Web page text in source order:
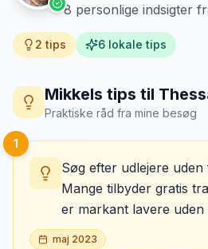
8 personlige indsigter
2 tips 6 lokale tips
Mikkels tips til
Praktiske råd fra mine besøg
1
Søg efter udlejere
Mange tilbyder gratis
er markant lavere
maj 2023